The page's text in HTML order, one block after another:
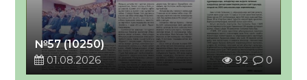
№57 (10250)
01.08.2026
92 0